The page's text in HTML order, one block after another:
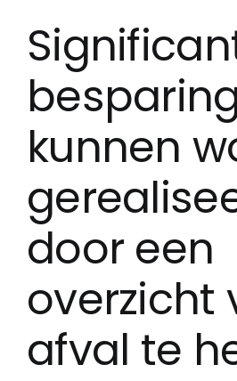
kunnen
door een
overzicht
afval te